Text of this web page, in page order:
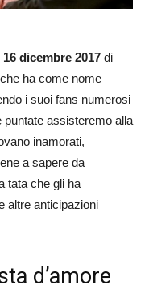
16 dicembre 2017 di
ha come nome
i suoi fans numerosi
puntate assisteremo alla
inamorati,
a sapere da
tata che gli ha
altre anticipazioni
d’amore